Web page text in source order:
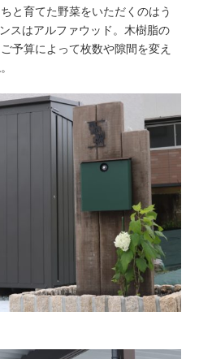
と育てた野菜をいただくのはう
スはアルファウッド。木樹脂の
予算によって枚数や隙間を変え